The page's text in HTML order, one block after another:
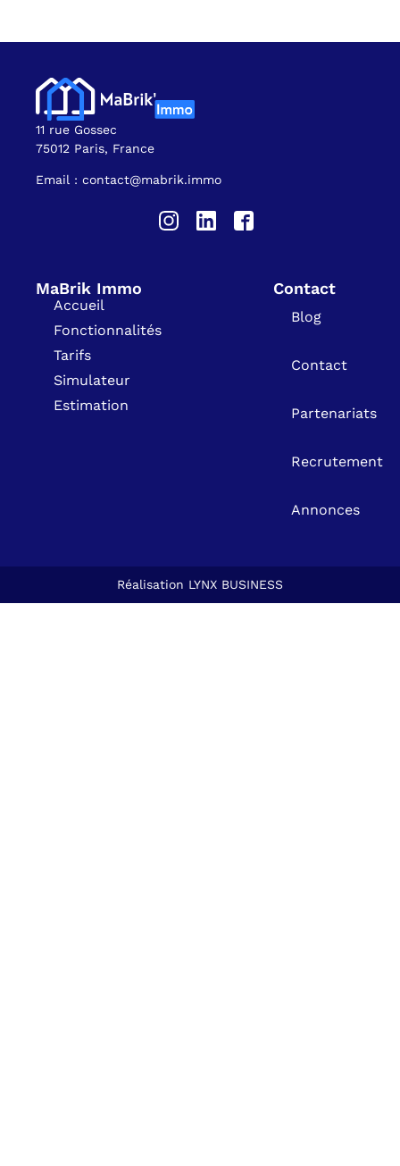
11 rue Gossec
75012 Paris, France
Email : contact@mabrik.immo
MaBrik Immo
Accueil
Fonctionnalités
Tarifs
Simulateur
Estimation
Contact
Blog
Contact
Partenariats
Recrutement
Annonces
Réalisation LYNX BUSINESS